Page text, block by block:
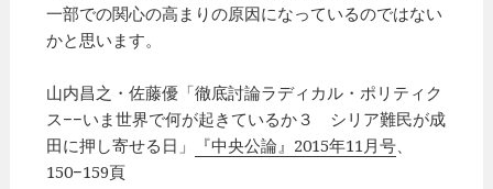
一部での関心の高まりの原因になっているのではない
かと思います。
山内昌之・佐藤優「徹底討論ラディカル・ポリティク
ス−−いま世界で何が起きているか３ シリア難民が成
田に押し寄せる日」
『中央公論』2015年11月号、
150−159頁